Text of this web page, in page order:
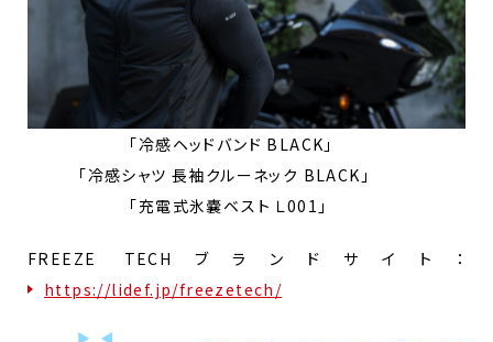
「冷感ヘッドバンド BLACK」
「冷感シャツ 長袖クルーネック BLACK」
「充電式氷嚢ベスト Ｌ001」
FREEZE TECHブランドサイト：
https://lidef.jp/freezetech/